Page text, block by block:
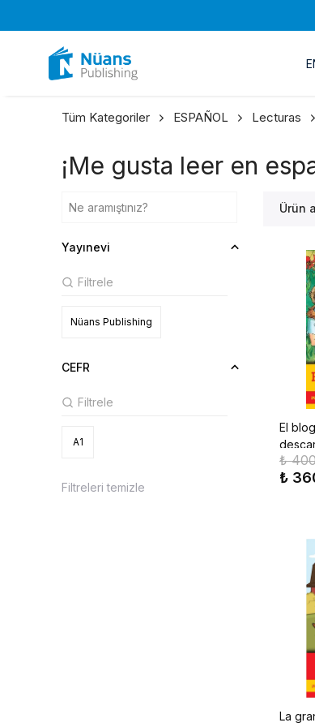
Tüm Kategoriler ESPAÑOL Lecturas
¡Me gusta leer en
Ürün
Yayınevi
Nüans Publishing
CEFR
A1
Filtreleri temizle
El
leer
₺
₺
La